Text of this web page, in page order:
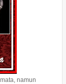
namun